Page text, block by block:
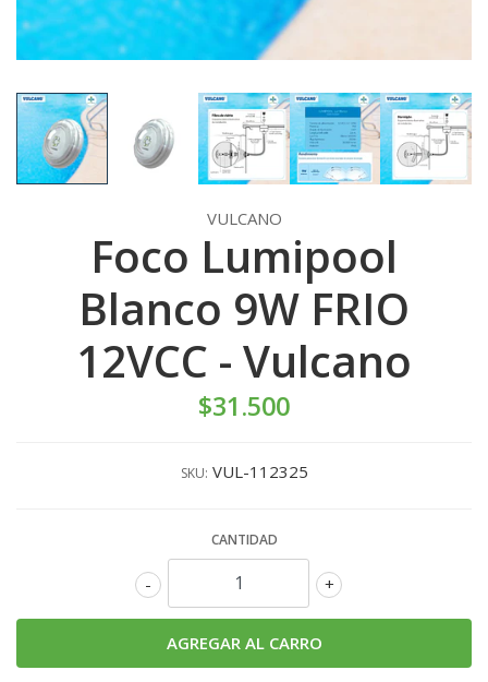
VULCANO
Foco Lumipool
Blanco 9W FRIO
12VCC - Vulcano
$31.500
SKU: VUL-112325
CANTIDAD
+
-